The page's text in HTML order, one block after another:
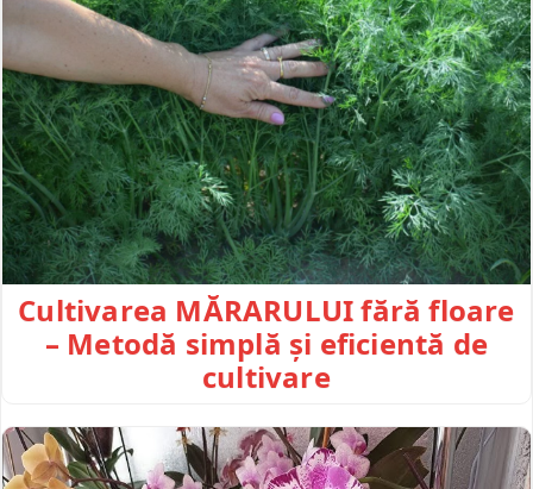
Cultivarea MĂRARULUI fără floare
– Metodă simplă și eficientă de
cultivare